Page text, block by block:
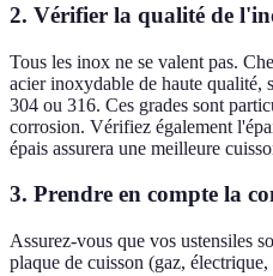
2. Vérifier la qualité de
Tous les inox ne se valent pas.
acier inoxydable de haute qualité,
304 ou 316. Ces grades sont
corrosion. Vérifiez également
épais assurera une meilleure
3. Prendre en compte la
Assurez-vous que vos ustensiles
plaque de cuisson (gaz,